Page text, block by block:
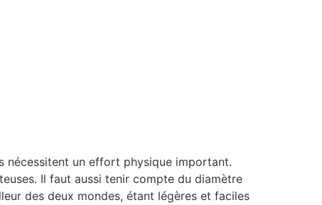
nécessitent un effort physique important.
Il faut aussi tenir compte du diamètre
des deux mondes, étant légères et faciles